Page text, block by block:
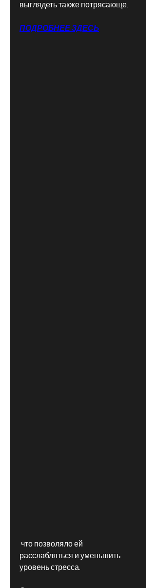
выглядеть также потрясающе.
ПОДРОБНЕЕ ЗДЕСЬ
расслабляться и уменьшить
уровень стресса.